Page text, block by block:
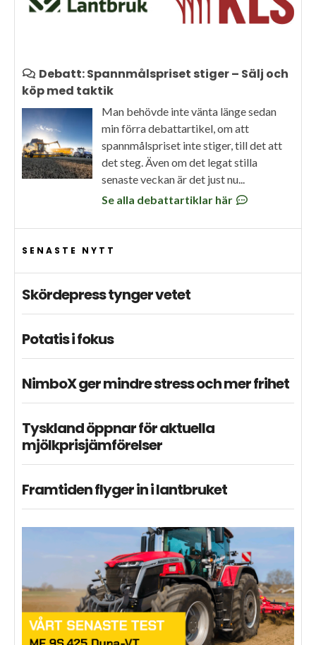
Debatt: Spannmålspriset stiger – Sälj och
köp med taktik
Man behövde inte vänta länge sedan
min förra debattartikel, om att
spannmålspriset inte stiger, till det att
det steg. Även om det legat stilla
senaste veckan är det just nu...
Se alla debattartiklar här
SENASTE NYTT
Skördepress tynger vetet
Potatis i fokus
NimboX ger mindre stress och mer frihet
Tyskland öppnar för aktuella
mjölkprisjämförelser
Framtiden flyger in i lantbruket